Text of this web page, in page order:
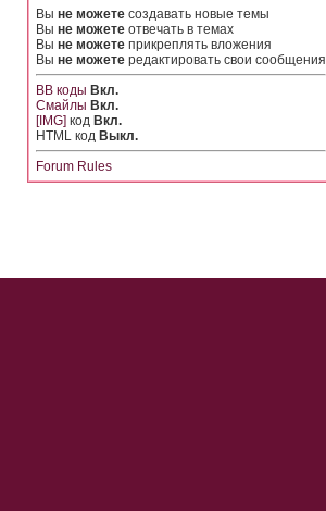
Вы не можете создавать новые темы
Вы не можете отвечать в темах
Вы не можете прикреплять вложения
Вы не можете редактировать свои сообщения
BB коды Вкл.
Смайлы Вкл.
[IMG] код Вкл.
HTML код Выкл.
Forum Rules